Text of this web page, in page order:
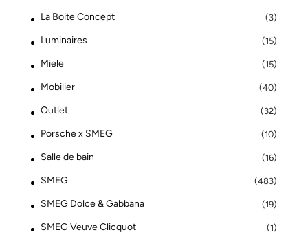
La Boite Concept (3)
Luminaires (15)
Miele (15)
Mobilier (40)
Outlet (32)
Porsche x SMEG (10)
Salle de bain (16)
SMEG (483)
SMEG Dolce & Gabbana (19)
SMEG Veuve Clicquot (1)